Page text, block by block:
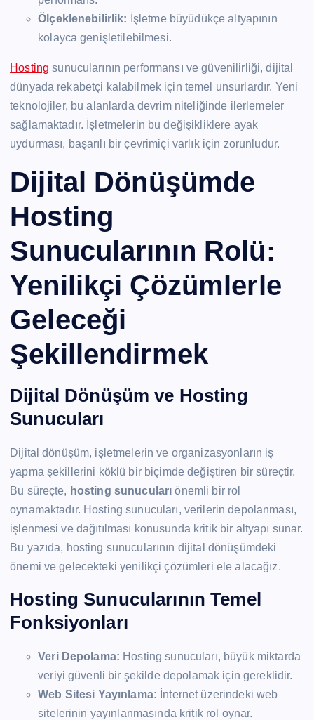
Ölçeklenebilirlik: İşletme büyüdükçe altyapının
kolayca genişletilebilmesi.
Hosting sunucularının performansı ve güvenilirliği, dijital
dünyada rekabetçi kalabilmek için temel unsurlardır. Yeni
teknolojiler, bu alanlarda devrim niteliğinde ilerlemeler
sağlamaktadır. İşletmelerin bu değişikliklere ayak
uydurması, başarılı bir çevrimiçi varlık için zorunludur.
Dijital Dönüşümde
Hosting
Sunucularının Rolü:
Yenilikçi Çözümlerle
Geleceği
Şekillendirmek
Dijital Dönüşüm ve Hosting
Sunucuları
Dijital dönüşüm, işletmelerin ve organizasyonların iş
yapma şekillerini köklü bir biçimde değiştiren bir süreçtir.
Bu süreçte, hosting sunucuları önemli bir rol
oynamaktadır. Hosting sunucuları, verilerin depolanması,
işlenmesi ve dağıtılması konusunda kritik bir altyapı sunar.
Bu yazıda, hosting sunucularının dijital dönüşümdeki
önemi ve gelecekteki yenilikçi çözümleri ele alacağız.
Hosting Sunucularının Temel
Fonksiyonları
Veri Depolama: Hosting sunucuları, büyük miktarda
veriyi güvenli bir şekilde depolamak için gereklidir.
Web Sitesi Yayınlama: İnternet üzerindeki web
sitelerinin yayınlanmasında kritik rol oynar.